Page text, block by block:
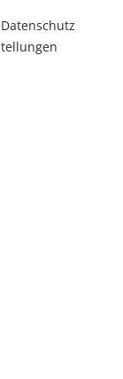
Datenschutz